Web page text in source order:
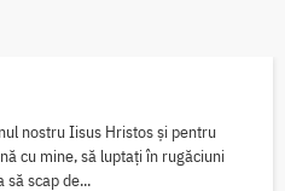
nostru Iisus Hristos și pentru
cu mine, să luptați în rugăciuni
să scap de...